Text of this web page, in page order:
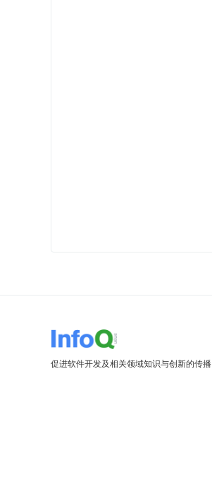
促进软件开发及相关领域知识与创新的传播